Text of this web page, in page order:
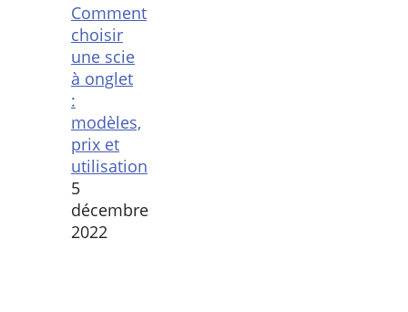
Comment
choisir
une scie
à onglet
:
modèles,
prix et
utilisation
5
décembre
2022